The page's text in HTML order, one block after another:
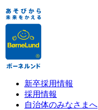
新卒採用情報
採用情報
自治体のみなさまへ